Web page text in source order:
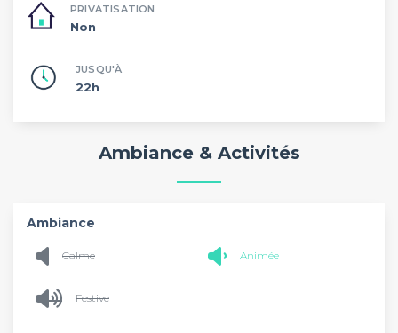
PRIVATISATION
Non
JUSQU'À
22h
Ambiance & Activités
Ambiance
Calme Animée
Festive